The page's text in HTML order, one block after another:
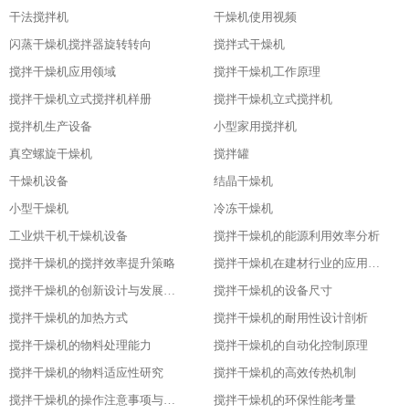
干法搅拌机
干燥机使用视频
闪蒸干燥机搅拌器旋转转向
搅拌式干燥机
搅拌干燥机应用领域
搅拌干燥机工作原理
搅拌干燥机立式搅拌机样册
搅拌干燥机立式搅拌机
搅拌机生产设备
小型家用搅拌机
真空螺旋干燥机
搅拌罐
干燥机设备
结晶干燥机
小型干燥机
冷冻干燥机
工业烘干机干燥机设备
搅拌干燥机的能源利用效率分析
搅拌干燥机的搅拌效率提升策略
搅拌干燥机在建材行业的应用特点
搅拌干燥机的创新设计与发展历程
搅拌干燥机的设备尺寸
搅拌干燥机的加热方式
搅拌干燥机的耐用性设计剖析
搅拌干燥机的物料处理能力
搅拌干燥机的自动化控制原理
搅拌干燥机的物料适应性研究
搅拌干燥机的高效传热机制
搅拌干燥机的操作注意事项与安全保障
搅拌干燥机的环保性能考量